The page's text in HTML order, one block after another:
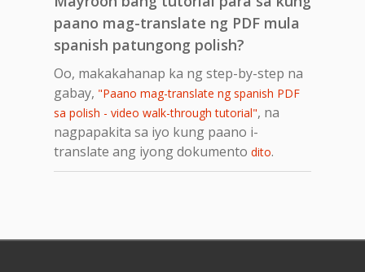
paano mag-translate ng PDF mula
spanish patungong polish?
Oo, makakahanap ka ng step-by-step na
gabay, "Paano mag-translate ng spanish PDF
sa polish - video walk-through tutorial", na
nagpapakita sa iyo kung paano i-
translate ang iyong dokumento dito.